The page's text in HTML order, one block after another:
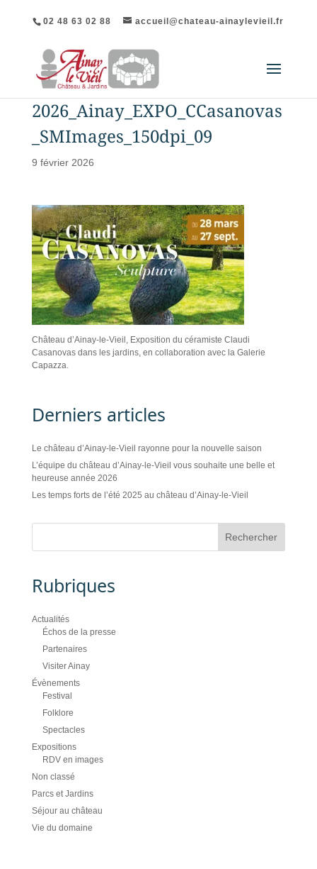
02 48 63 02 88 accueil@chateau-ainaylevieil.fr
2026_Ainay_EXPO_CCasanovas
_SMImages_150dpi_09
9 février 2026
Château d’Ainay-le-Vieil, Exposition du céramiste Claudi
Casanovas dans les jardins, en collaboration avec la Galerie
Capazza.
Derniers articles
Le château d’Ainay-le-Vieil rayonne pour la nouvelle saison
L’équipe du château d’Ainay-le-Vieil vous souhaite une belle et
heureuse année 2026
Les temps forts de l’été 2025 au château d’Ainay-le-Vieil
Rubriques
Actualités
Échos de la presse
Partenaires
Visiter Ainay
Évènements
Festival
Folklore
Spectacles
Expositions
RDV en images
Non classé
Parcs et Jardins
Séjour au château
Vie du domaine